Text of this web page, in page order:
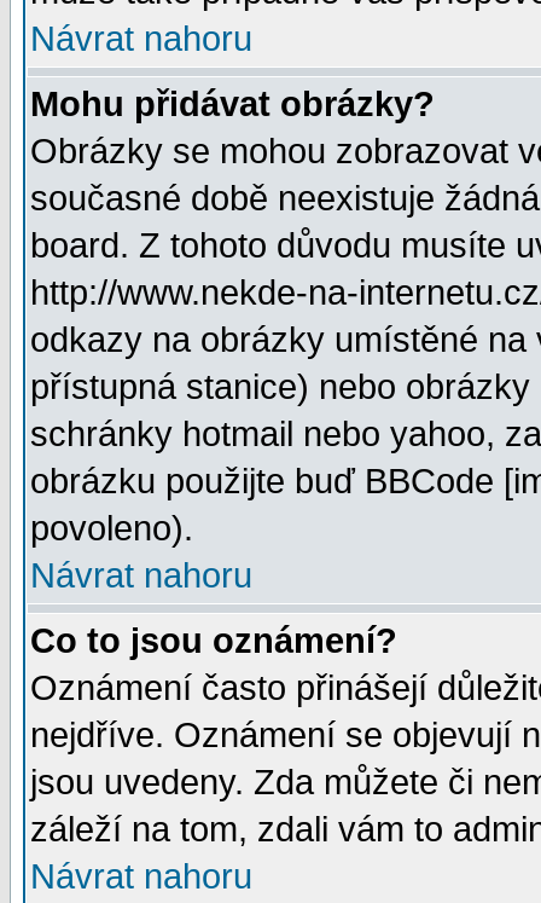
Návrat nahoru
Mohu přidávat obrázky?
Obrázky se mohou zobrazovat
současné době neexistuje
board. Z tohoto důvodu musíte
http://www.nekde-na-
odkazy na obrázky umístěné
přístupná stanice) nebo
schránky hotmail nebo yahoo,
obrázku použijte buď BBCode
povoleno).
Návrat nahoru
Co to jsou oznámení?
Oznámení často přinášejí
nejdříve. Oznámení se objevují
jsou uvedeny. Zda můžete či
záleží na tom, zdali vám to
Návrat nahoru